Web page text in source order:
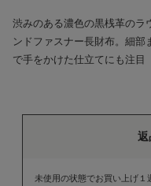
渋みのある濃色の黒桟革のラ
ンドファスナー長財布。細部
で手をかけた仕立てにも注目
返
未使用の状態でお買い上げ１